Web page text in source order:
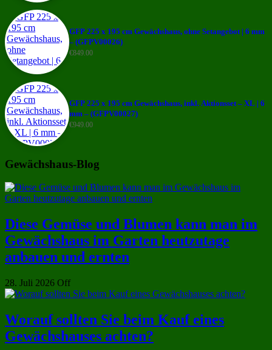
GFP 225 x 195 cm Gewächshaus, ohne Setangebot | 6 mm
– (GFPV00026)
€849.00
GFP 225 x 195 cm Gewächshaus, inkl. Aktionsset – XL | 6
mm – (GFPV00027)
€949.00
Gewächshaus-Blog
Diese Gemüse und Blumen kann man im
Gewächshaus im Garten heutzutage
anbauen und ernten
28. Juli 2026 Off
Worauf sollten Sie beim Kauf eines
Gewächshauses achten?